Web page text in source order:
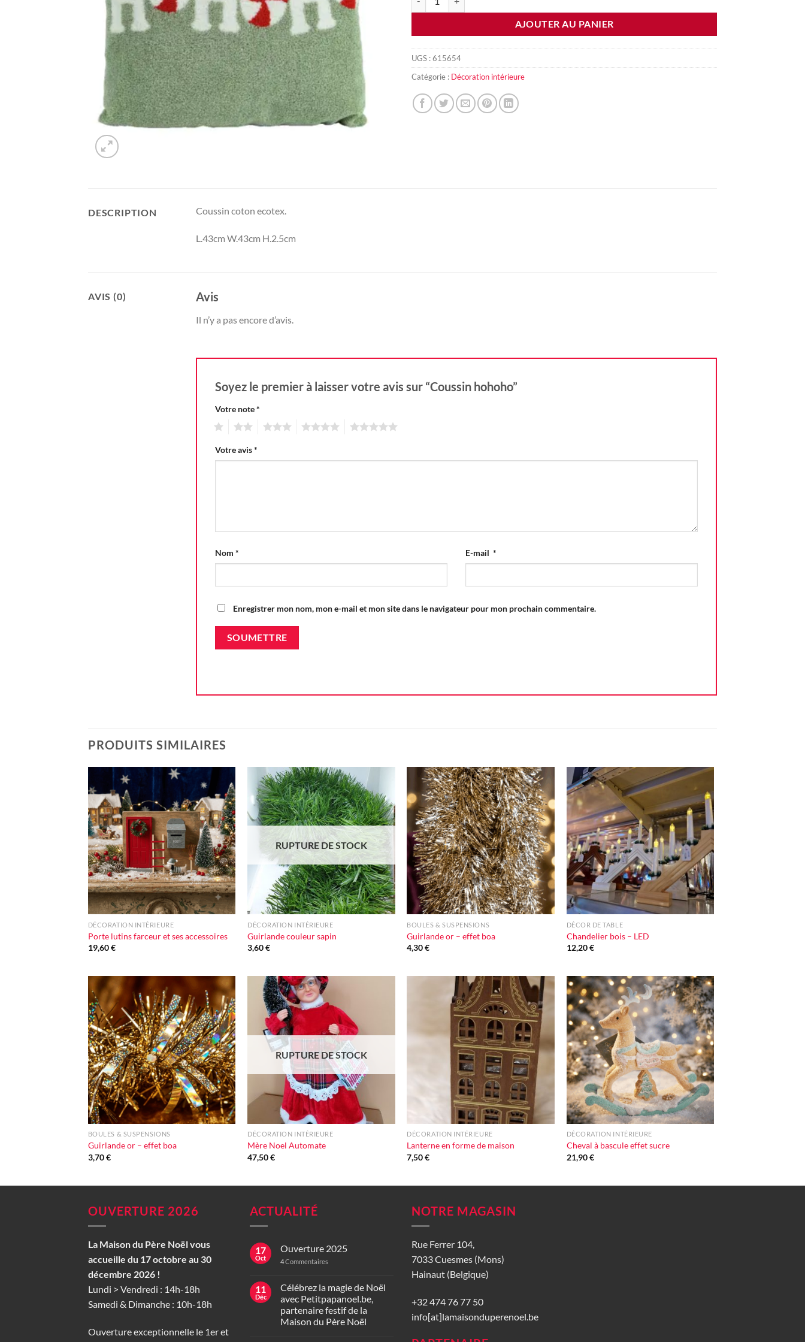
AJOUTER AU PANIER
UGS :615654
Catégorie : Décoration intérieure
DESCRIPTION Coussin coton ecotex.
L.43cm W.43cm H.2.5cm
AVIS (0) Avis
Il n’y a pas encore d’avis.
Soyez le premier à laisser votre avis sur “Coussin hohoho”
Votre note*
Votre avis*
Nom * E-mail *
Enregistrer mon nom, mon e-mail et mon site dans le navigateur pour mon prochain commentaire.
PRODUITS SIMILAIRES
Ajouter
à la liste
d'envie
+
DÉCORATION INTÉRIEURE
Porte lutins farceur et ses accessoires
19,60€
Ajouter
à la liste
d'envie
+
RUPTURE DE STOCK
DÉCORATION INTÉRIEURE
Guirlande couleur sapin
3,60€
Ajouter
à la liste
d'envie
+
BOULES & SUSPENSIONS
Guirlande or – effet boa
4,30€
Ajouter
à la liste
d'envie
DÉCOR DE TABLE
Chandelier bois – LED
12,20€
Ajouter
à la liste
d'envie
+
BOULES & SUSPENSIONS
Guirlande or – effet boa
3,70€
RUPTURE DE STOCK
DÉCORATION INTÉRIEURE
Mère Noel Automate
47,50€
Ajouter
à la liste
d'envie
DÉCORATION INTÉRIEURE
Lanterne en forme de maison
7,50€
Ajouter
à la liste
d'envie
+
DÉCORATION INTÉRIEURE
Cheval à bascule effet sucre
21,90€
OUVERTURE 2026
La Maison du Père Noël vous
accueille du 17 octobre au 30
décembre 2026 !
Lundi > Vendredi : 14h-18h
Samedi & Dimanche : 10h-18h
Ouverture exceptionnelle le 1er et
ACTUALITÉ
17
Oct
Ouverture 2025
4Commentaires
11
Déc
Célébrez la magie de Noël
avec Petitpapanoel.be,
partenaire festif de la
Maison du Père Noël
NOTRE MAGASIN
Rue Ferrer 104,
7033 Cuesmes (Mons)
Hainaut (Belgique)
+32 474 76 77 50
info[at]lamaisonduperenoel.be